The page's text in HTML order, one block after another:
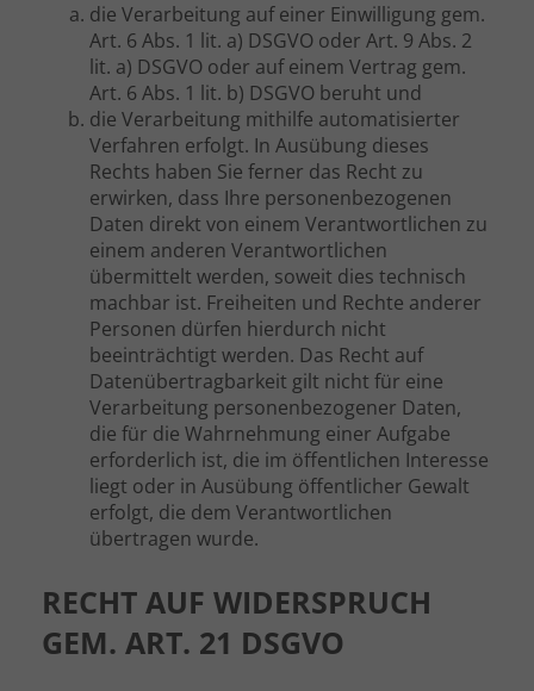
die Verarbeitung auf einer Einwilligung gem.
Art. 6 Abs. 1 lit. a) DSGVO oder Art. 9 Abs. 2
lit. a) DSGVO oder auf einem Vertrag gem.
Art. 6 Abs. 1 lit. b) DSGVO beruht und
die Verarbeitung mithilfe automatisierter
Verfahren erfolgt. In Ausübung dieses
Rechts haben Sie ferner das Recht zu
erwirken, dass Ihre personenbezogenen
Daten direkt von einem Verantwortlichen zu
einem anderen Verantwortlichen
übermittelt werden, soweit dies technisch
machbar ist. Freiheiten und Rechte anderer
Personen dürfen hierdurch nicht
beeinträchtigt werden. Das Recht auf
Datenübertragbarkeit gilt nicht für eine
Verarbeitung personenbezogener Daten,
die für die Wahrnehmung einer Aufgabe
erforderlich ist, die im öffentlichen Interesse
liegt oder in Ausübung öffentlicher Gewalt
erfolgt, die dem Verantwortlichen
übertragen wurde.
RECHT AUF WIDERSPRUCH
GEM. ART. 21 DSGVO